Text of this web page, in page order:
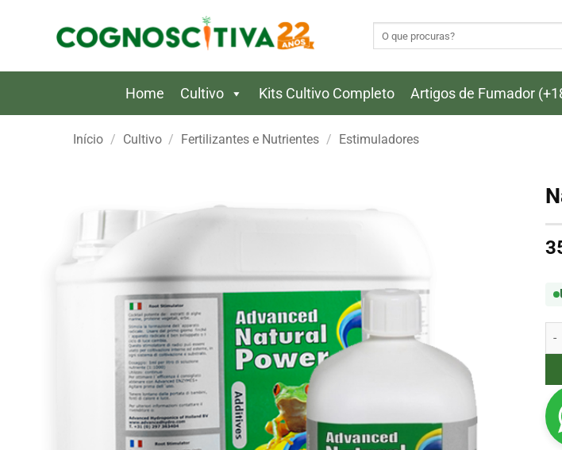
Home Cultivo Kits Cultivo Completo Artigos de Fumador
Início / Cultivo / Fertilizantes e Nutrientes / Estimuladores